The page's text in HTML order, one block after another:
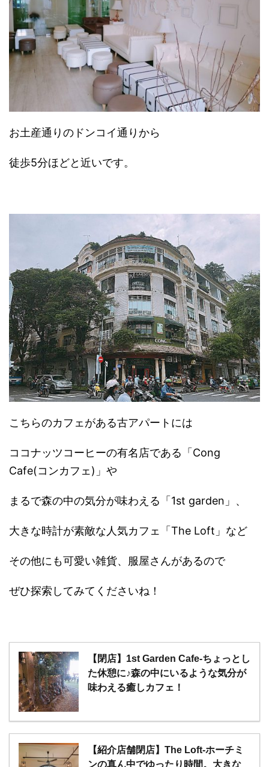
お土産通りのドンコイ通りから
徒歩5分ほどと近いです。
こちらのカフェがある古アパートには
ココナッツコーヒーの有名店である「Cong
Cafe(コンカフェ)」や
まるで森の中の気分が味わえる「1st garden」、
大きな時計が素敵な人気カフェ「The Loft」など
その他にも可愛い雑貨、服屋さんがあるので
ぜひ探索してみてくださいね！
【閉店】1st Garden Cafe-ちょっとし
た休憩に♪森の中にいるような気分が
味わえる癒しカフェ！
【紹介店舗閉店】The Loft-ホーチミ
ンの真ん中でゆったり時間。大きな